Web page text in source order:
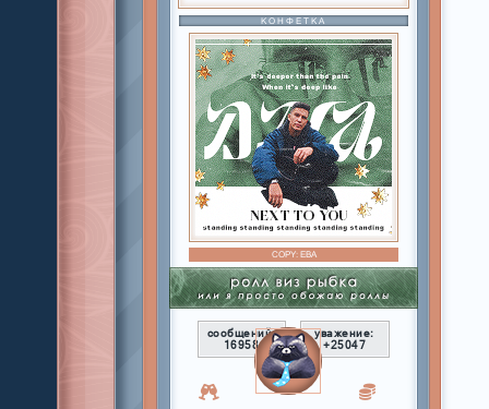
КОНФЕТКА
COPY:ЕВА
сообщений:
16958
уважение:
+25047